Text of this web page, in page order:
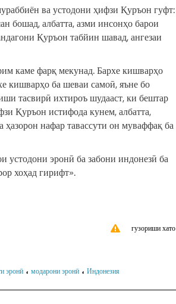
ва устодони ҳифзи Қуръон гуфт:
бошад, албатта, азми инсонҳо барои
Қуръон табйин шавад, ангезаи
каме фарқ мекунад. Бархе кишварҳо
кишварҳо ба шеваи самоӣ, яъне бо
тасвирӣ ихтироъ шудааст, ки бештар
Қуръон истифода кунем, албатта,
нафар тавассути он муваффақ ба
эронӣ ба забони индонезӣ ба
хоҳад гирифт».
гузориши хато
эронӣ ، модарони эронӣ ، Индонезия